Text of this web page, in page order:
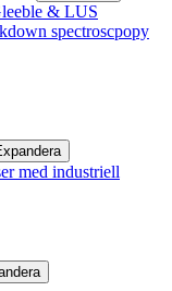
& LUS
spectroscpopy
med industriell